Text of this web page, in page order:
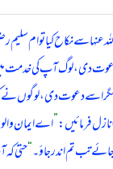
سے نکاح کیا تو ام سلیم
دی، لوگ آپ کی خدمت میں
اسے دعوت دی، لوگوں
فرمائیں:”اے ایمان
تب تم اندر جاؤ۔“حتیٰ